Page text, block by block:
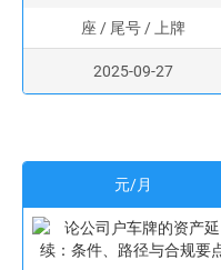
座 / 尾号 / 上牌
2025-09-27
元/月